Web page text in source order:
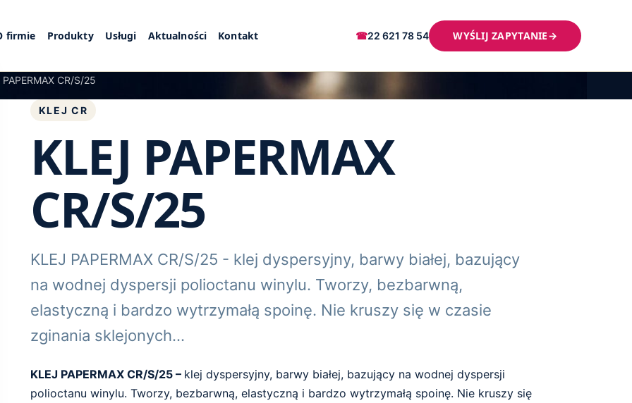
firmie Produkty Usługi Aktualności Kontakt ☎22 621 78 54 WYŚLIJ ZAPYTANIE→
PAPERMAX CR/S/25
KLEJ CR
KLEJ PAPERMAX
CR/S/25
KLEJ PAPERMAX CR/S/25 - klej dyspersyjny, barwy białej, bazujący
na wodnej dyspersji polioctanu winylu. Tworzy, bezbarwną,
elastyczną i bardzo wytrzymałą spoinę. Nie kruszy się w czasie
zginania sklejonych…
KLEJ PAPERMAX CR/S/25 – klej dyspersyjny, barwy białej, bazujący na wodnej dyspersji
polioctanu winylu. Tworzy, bezbarwną, elastyczną i bardzo wytrzymałą spoinę. Nie kruszy się